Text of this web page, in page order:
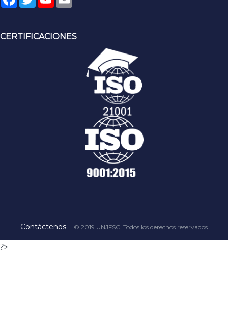
CERTIFICACIONES
Contáctenos © 2019 UNJFSC. Todos los derechos reservados
?>